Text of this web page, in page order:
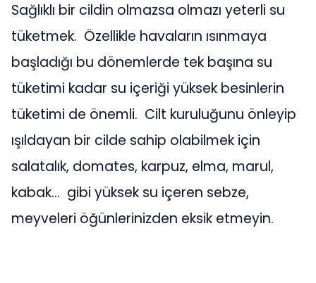
Sağlıklı bir cildin olmazsa olmazı yeterli su
tüketmek. Özellikle havaların ısınmaya
başladığı bu dönemlerde tek başına su
tüketimi kadar su içeriği yüksek besinlerin
tüketimi de önemli. Cilt kuruluğunu önleyip
ışıldayan bir cilde sahip olabilmek için
salatalık, domates, karpuz, elma, marul,
kabak… gibi yüksek su içeren sebze,
meyveleri öğünlerinizden eksik etmeyin.